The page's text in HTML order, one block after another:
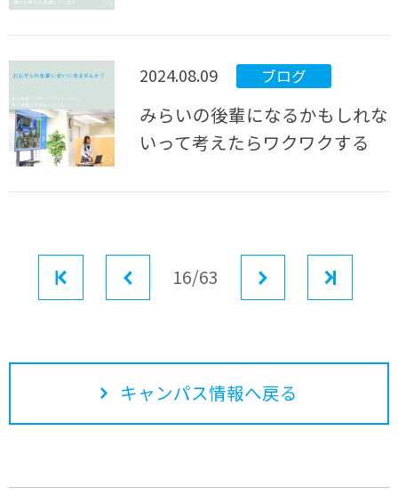
2024.08.09 ブログ
みらいの後輩になるかもしれな
いって考えたらワクワクする
前へ16/63
キャンパス情報へ戻る